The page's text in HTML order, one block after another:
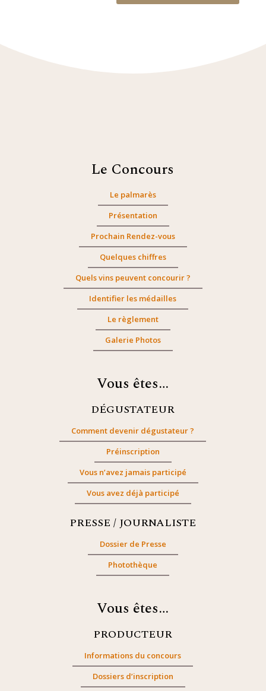
Le Concours
Le palmarès
Présentation
Prochain Rendez-vous
Quelques chiffres
Quels vins peuvent concourir ?
Identifier les médailles
Le règlement
Galerie Photos
Vous êtes…
DÉGUSTATEUR
Comment devenir dégustateur ?
Préinscription
Vous n’avez jamais participé
Vous avez déjà participé
PRESSE / JOURNALISTE
Dossier de Presse
Photothèque
Vous êtes…
PRODUCTEUR
Informations du concours
Dossiers d’inscription